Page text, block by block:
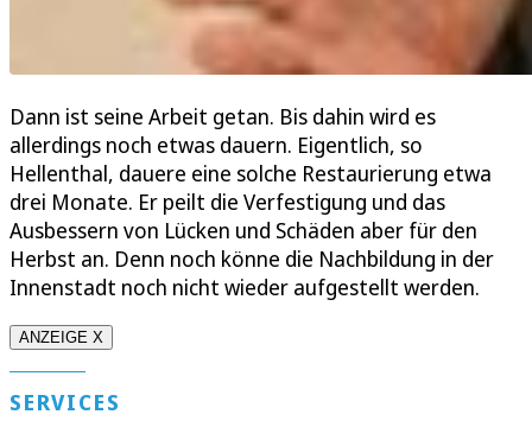
Dann ist seine Arbeit getan. Bis dahin wird es
allerdings noch etwas dauern. Eigentlich, so
Hellenthal, dauere eine solche Restaurierung etwa
drei Monate. Er peilt die Verfestigung und das
Ausbessern von Lücken und Schäden aber für den
Herbst an. Denn noch könne die Nachbildung in der
Innenstadt noch nicht wieder aufgestellt werden.
ANZEIGE X
SERVICES